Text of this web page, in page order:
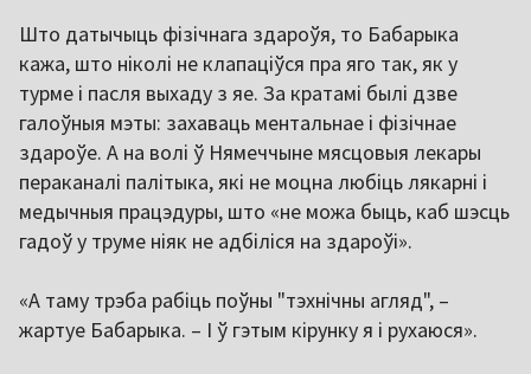
Што датычыць фізічнага здароўя, то Бабарыка
кажа, што ніколі не клапаціўся пра яго так, як у
турме і пасля выхаду з яе. За кратамі былі дзве
галоўныя мэты: захаваць ментальнае і фізічнае
здароўе. А на волі ў Нямеччыне мясцовыя лекары
пераканалі палітыка, які не моцна любіць лякарні і
медычныя працэдуры, што «не можа быць, каб шэсць
гадоў у труме ніяк не адбіліся на здароўі».
«А таму трэба рабіць поўны "тэхнічны агляд", –
жартуе Бабарыка. – І ў гэтым кірунку я і рухаюся».